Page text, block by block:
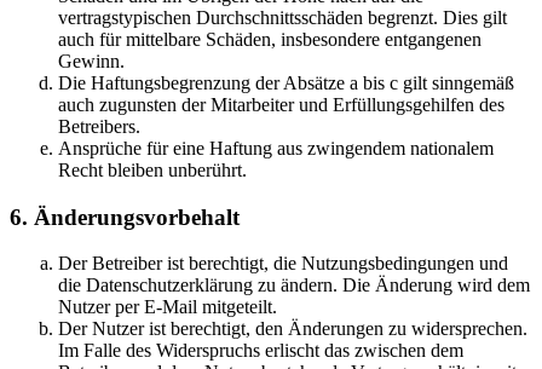
vertragstypischen Durchschnittsschäden begrenzt. Dies gilt
auch für mittelbare Schäden, insbesondere entgangenen
Gewinn.
Die Haftungsbegrenzung der Absätze a bis c gilt sinngemäß
auch zugunsten der Mitarbeiter und Erfüllungsgehilfen des
Betreibers.
Ansprüche für eine Haftung aus zwingendem nationalem
Recht bleiben unberührt.
6. Änderungsvorbehalt
Der Betreiber ist berechtigt, die Nutzungsbedingungen und
die Datenschutzerklärung zu ändern. Die Änderung wird dem
Nutzer per E-Mail mitgeteilt.
Der Nutzer ist berechtigt, den Änderungen zu widersprechen.
Im Falle des Widerspruchs erlischt das zwischen dem